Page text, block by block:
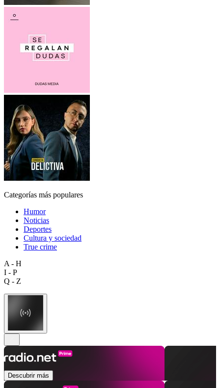
Categorías más populares
Humor
Noticias
Deportes
Cultura y sociedad
True crime
A - H
I - P
Q - Z
Descubrir más